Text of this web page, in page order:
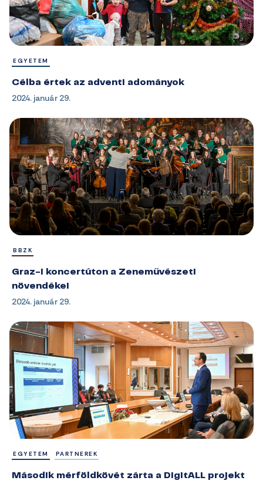
EGYETEM
Célba értek az adventi adományok
2024. január 29.
BBZK
Graz-i koncertúton a Zeneművészeti
növendékei
2024. január 29.
EGYETEM PARTNEREK
Második mérföldkövét zárta a DigitALL projekt